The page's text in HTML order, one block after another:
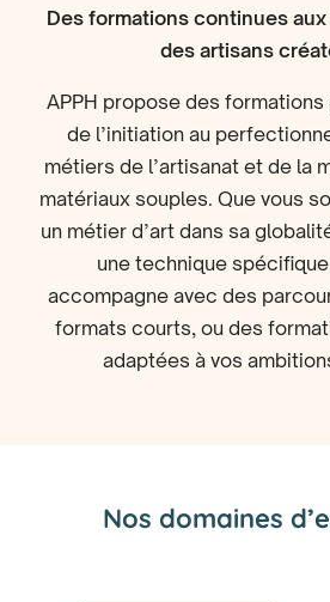
Des formations continues aux
des artisans
APPH propose des
de l’initiation au
métiers de l’artisanat et de la
matériaux souples. Que vous
un métier d’art dans sa
une technique
accompagne avec des
formats courts, ou des
adaptées à vos
Nos domaines